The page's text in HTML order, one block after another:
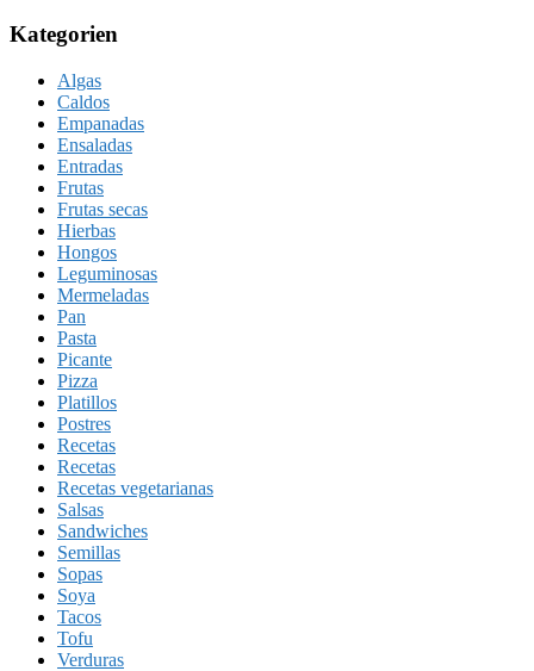
Kategorien
Algas
Caldos
Empanadas
Ensaladas
Entradas
Frutas
Frutas secas
Hierbas
Hongos
Leguminosas
Mermeladas
Pan
Pasta
Picante
Pizza
Platillos
Postres
Recetas
Recetas
Recetas vegetarianas
Salsas
Sandwiches
Semillas
Sopas
Soya
Tacos
Tofu
Verduras